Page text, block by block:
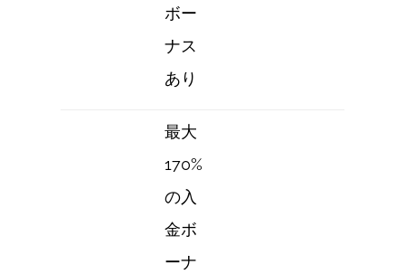
ボー
ナス
あり
最大
170%
の入
金ボ
ーナ